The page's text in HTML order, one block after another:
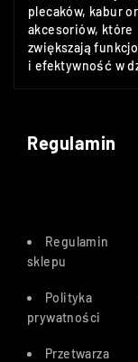
plecaków, kabur
akcesoriów, które
zwiększają
i efektywność w
Regulamin
Regulamin
sklepu
Polityka
prywatności
Przetwarza